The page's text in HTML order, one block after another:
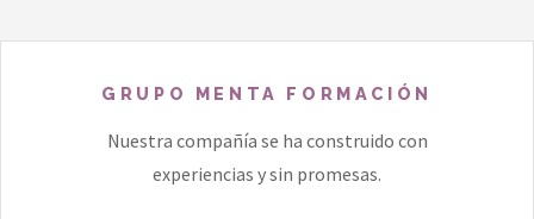
GRUPO MENTA FORMACIÓN
Nuestra compañía se ha construido con
experiencias y sin promesas.